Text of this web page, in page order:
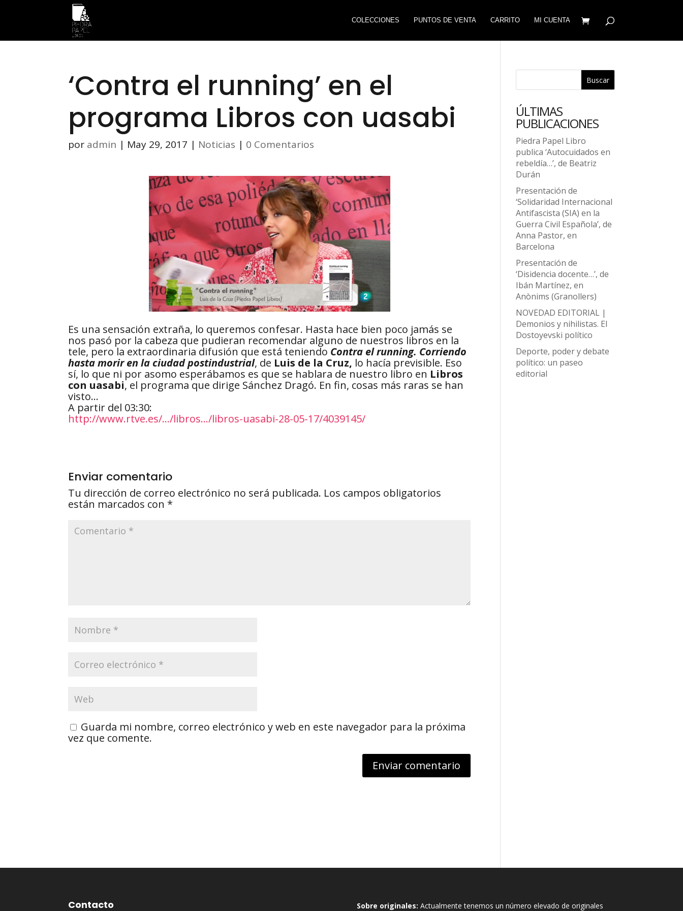
COLECCIONES PUNTOS DE VENTA CARRITO MI CUENTA
‘Contra el running’ en el
programa Libros con uasabi
por admin | May 29, 2017 | Noticias | 0 Comentarios
Es una sensación extraña, lo queremos confesar. Hasta hace bien poco jamás se
nos pasó por la cabeza que pudieran recomendar alguno de nuestros libros en la
tele, pero la extraordinaria difusión que está teniendo Contra el running. Corriendo
hasta morir en la ciudad postindustrial, de Luis de la Cruz, lo hacía previsible. Eso
sí, lo que ni por asomo esperábamos es que se hablara de nuestro libro en Libros
con uasabi, el programa que dirige Sánchez Dragó. En fin, cosas más raras se han
visto…
A partir del 03:30:
http://www.rtve.es/…/libros…/libros-uasabi-28-05-17/4039145/
Enviar comentario
Tu dirección de correo electrónico no será publicada. Los campos obligatorios
están marcados con *
Guarda mi nombre, correo electrónico y web en este navegador para la próxima
vez que comente.
Buscar
ÚLTIMAS
PUBLICACIONES
Piedra Papel Libro
publica ‘Autocuidados en
rebeldía…’, de Beatriz
Durán
Presentación de
‘Solidaridad Internacional
Antifascista (SIA) en la
Guerra Civil Española’, de
Anna Pastor, en
Barcelona
Presentación de
‘Disidencia docente…’, de
Ibán Martínez, en
Anònims (Granollers)
NOVEDAD EDITORIAL |
Demonios y nihilistas. El
Dostoyevski político
Deporte, poder y debate
político: un paseo
editorial
Contacto Sobre originales: Actualmente tenemos un número elevado de originales